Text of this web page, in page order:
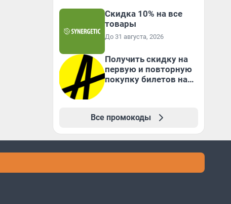
Скидка 10% на все
товары
До 31 августа, 2026
Получить скидку на
первую и повторную
покупку билетов на
Все промокоды